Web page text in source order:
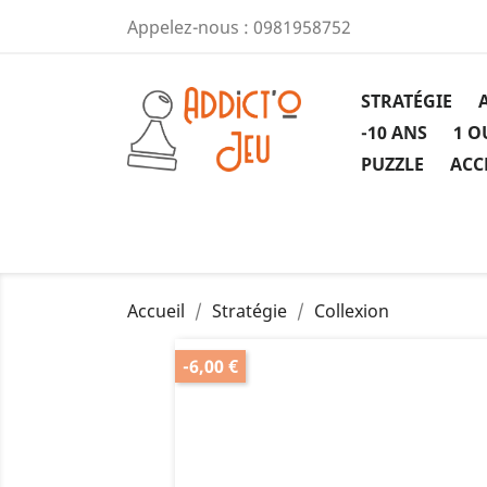
Appelez-nous : 0981958752
STRATÉGIE
-10 ANS
1
PUZZLE
Accueil Stratégie Collexion
-6,00 €